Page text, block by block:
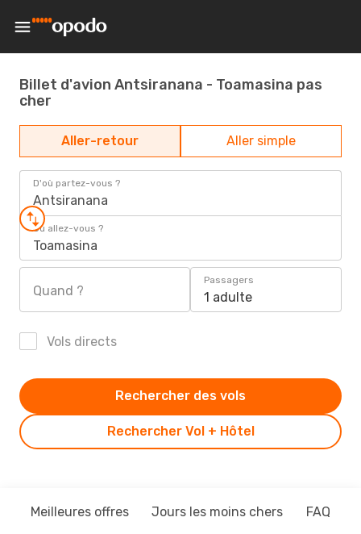
Billet d'avion Antsiranana - Toamasina pas
cher
Aller-retour Aller simple
D'où partez-vous ?
Antsiranana
Où allez-vous ?
Toamasina
Quand ?
Passagers
1 adulte
Vols directs
Rechercher Vol + Hôtel
Rechercher des vols
Meilleures offres Jours les moins chers FAQ